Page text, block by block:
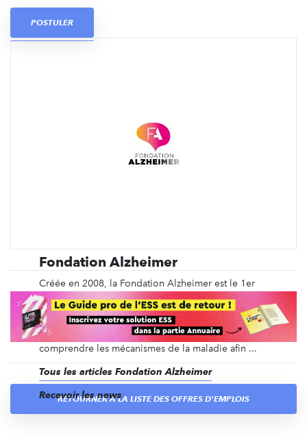
POSTULER
Fondation Alzheimer
Créée en 2008, la Fondation Alzheimer est le 1er
financeur non-gouvernemental de la recherche
française sur la maladie d'Alzheimer et les maladies
apparentées. Elle finance des projets de recherche
audacieux et innovants permettant de mieux
comprendre les mécanismes de la maladie afin ...
Tous les articles Fondation Alzheimer
Recevoir les news
RETOURNER À LA LISTE DES OFFRES D'EMPLOIS